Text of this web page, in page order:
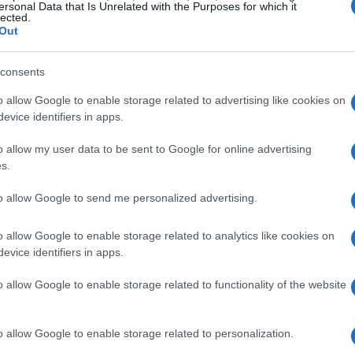
Data that Is Unrelated with the Purposes for which it
allow Google to enable storage related to advertising like cookies on
identifiers in apps.
allow my user data to be sent to Google for online advertising
allow Google to send me personalized advertising.
allow Google to enable storage related to analytics like cookies on
identifiers in apps.
allow Google to enable storage related to functionality of the website
allow Google to enable storage related to personalization.
una disminución de la confianza de los
elementos cruciales para la recuperación
la locomotora económica de Europa, se
rápidamente, lo que requiere respuestas oportunas y